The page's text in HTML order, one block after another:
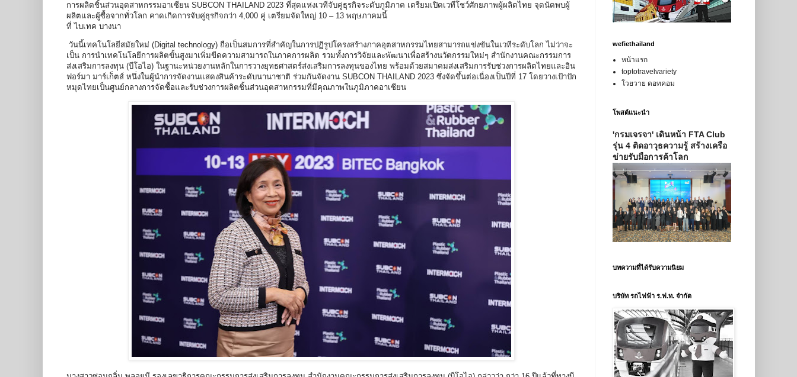
การผลิตชิ้นส่วนอุตสาหกรรมอาเซียน SUBCON THAILAND 2023 ที่สุดแห่งเวทีจับคู่ธุรกิจระดับภูมิภาค เตรียมเปิดเวทีโชว์ศักยภาพผู้ผลิตไทย จุดนัดพบผู้
ผลิตและผู้ซื้อจากทั่วโลก คาดเกิดการจับคู่ธุรกิจกว่า 4,000 คู่ เตรียมจัดใหญ่ 10 – 13 พฤษภาคมนี้
ที่ ไบเทค บางนา
วันนี้เทคโนโลยีสมัยใหม่ (Digital technology) ถือเป็นสมการที่สำคัญในการปฏิรูปโครงสร้างภาคอุตสาหกรรมไทยสามารถแข่งขันในเวทีระดับโลก ไม่ว่าจะ
เป็น การนำเทคโนโลยีการผลิตขั้นสูงมาเพิ่มขีดความสามารถในภาคการผลิต รวมทั้งการวิจัยและพัฒนาเพื่อสร้างนวัตกรรมใหม่ๆ สำนักงานคณะกรรมการ
ส่งเสริมการลงทุน (บีโอไอ) ในฐานะหน่วยงานหลักในการวางยุทธศาสตร์ส่งเสริมการลงทุนของไทย พร้อมด้วยสมาคมส่งเสริมการรับช่วงการผลิตไทยและอิน
ฟอร์มา มาร์เก็ตส์ หนึ่งในผู้นำการจัดงานแสดงสินค้าระดับนานาชาติ ร่วมกันจัดงาน SUBCON THAILAND 2023 ซึ่งจัดขึ้นต่อเนื่องเป็นปีที่ 17 โดยวางเป้าปัก
หมุดไทยเป็นศูนย์กลางการจัดซื้อและรับช่วงการผลิตชิ้นส่วนอุตสาหกรรมที่มีคุณภาพในภูมิภาคอาเซียน
wefiethailand
หน้าแรก
toptotravelvariety
โวยวาย ดอทคอม
โพสต์แนะนำ
'กรมเจรจา' เดินหน้า FTA Club
รุ่น 4 ติดอาวุธความรู้ สร้างเครือ
ข่ายรับมือการค้าโลก
บทความที่ได้รับความนิยม
บริษัท รถไฟฟ้า ร.ฟ.ท. จำกัด